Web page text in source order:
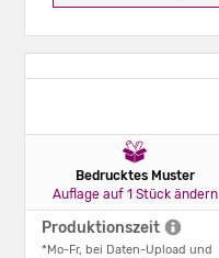
Bedrucktes Muster
Auflage auf 1 Stück ändern
Produktionszeit
*Mo-Fr, bei Daten-Upload und